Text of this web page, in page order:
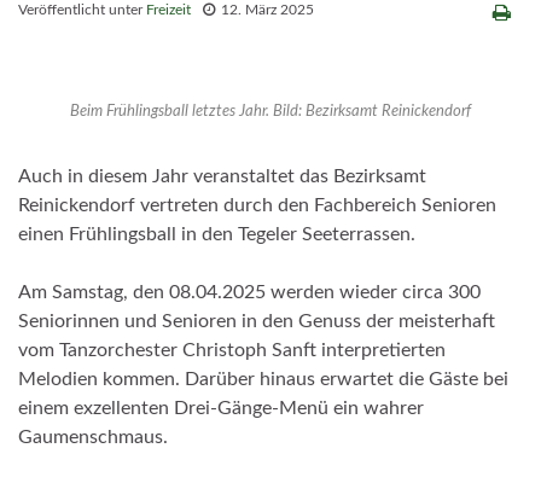
Veröffentlicht unter Freizeit 12. März 2025
Beim Frühlingsball letztes Jahr. Bild: Bezirksamt Reinickendorf
Auch in diesem Jahr veranstaltet das Bezirksamt
Reinickendorf vertreten durch den Fachbereich Senioren
einen Frühlingsball in den Tegeler Seeterrassen.
Am Samstag, den 08.04.2025 werden wieder circa 300
Seniorinnen und Senioren in den Genuss der meisterhaft
vom Tanzorchester Christoph Sanft interpretierten
Melodien kommen. Darüber hinaus erwartet die Gäste bei
einem exzellenten Drei-Gänge-Menü ein wahrer
Gaumenschmaus.